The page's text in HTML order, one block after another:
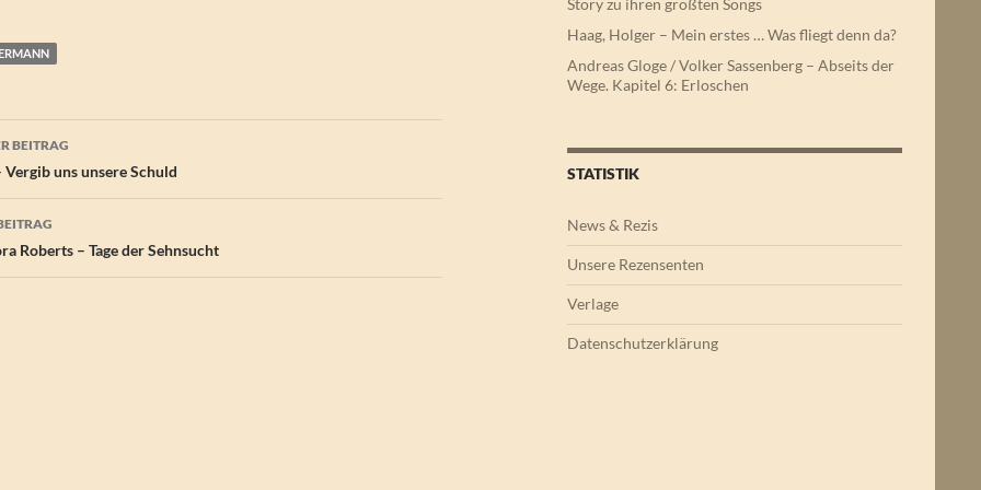
BEITRAG
Vergib uns unsere Schuld
Roberts – Tage der Sehnsucht
Story zu ihren größten Songs
Haag, Holger – Mein erstes … Was fliegt denn da?
Andreas Gloge / Volker Sassenberg – Abseits der
Wege. Kapitel 6: Erloschen
STATISTIK
News & Rezis
Unsere Rezensenten
Verlage
Datenschutzerklärung